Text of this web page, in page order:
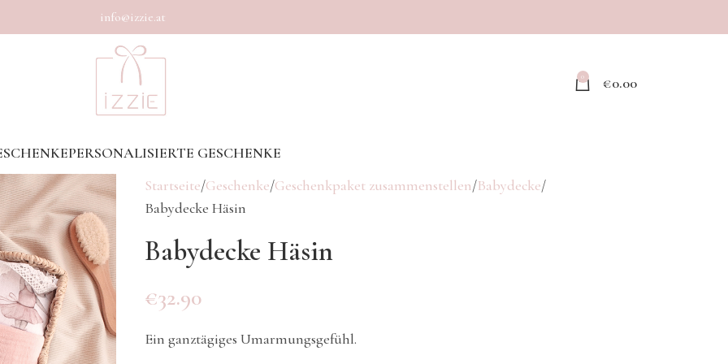
info@izzie.at
0 €0.00
PERSONALISIERTE GESCHENKE
Startseite Geschenke Geschenkpaket zusammenstellen Babydecke
Babydecke Häsin
Babydecke Häsin
€32.90
Ein ganztägiges Umarmungsgefühl.